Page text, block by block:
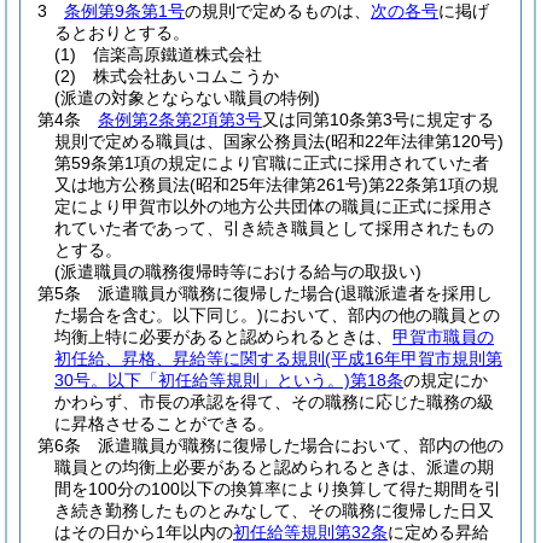
3
条例第9条第1号の規則で定めるものは、 次の各号に掲げ
るとおりとする。
(1)
信楽高原鐵道株式会社
(2)
株式会社あいコムこうか
(派遣の対象とならない職員の特例)
第4条
条例第2条第2項第3号又は同第10条第3号に規定する
規則で定める職員は、国家公務員法(昭和22年法律第120号)
第59条第1項の規定により官職に正式に採用されていた者
又は地方公務員法(昭和25年法律第261号)第22条第1項の規
定により甲賀市以外の地方公共団体の職員に正式に採用さ
れていた者であって、引き続き職員として採用されたもの
とする。
(派遣職員の職務復帰時等における給与の取扱い)
第5条
派遣職員が職務に復帰した場合(退職派遣者を採用し
た場合を含む。以下同じ。)において、部内の他の職員との
均衡上特に必要があると認められるときは、 甲賀市職員の
初任給、昇格、昇給等に関する規則 (平成16年甲賀市規則第
30号。以下「初任給等規則」という。)第18条の規定にか
かわらず、市長の承認を得て、その職務に応じた職務の級
に昇格させることができる。
第6条
派遣職員が職務に復帰した場合において、部内の他の
職員との均衡上必要があると認められるときは、派遣の期
間を100分の100以下の換算率により換算して得た期間を引
き続き勤務したものとみなして、その職務に復帰した日又
はその日から1年以内の初任給等規則第32条に定める昇給